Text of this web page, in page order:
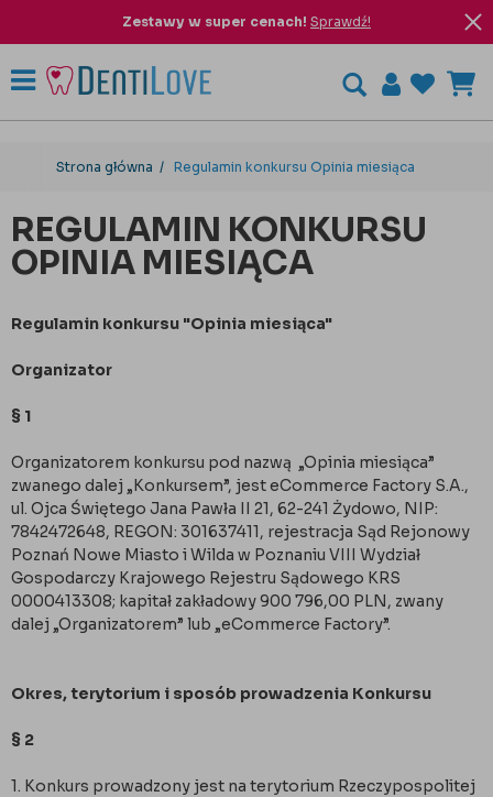
Zestawy w super cenach! Sprawdź!
Strona główna Regulamin konkursu Opinia miesiąca
REGULAMIN KONKURSU
OPINIA MIESIĄCA
Regulamin konkursu "Opinia miesiąca"
Organizator
§ 1
Organizatorem konkursu pod nazwą „Opinia miesiąca”
zwanego dalej „Konkursem”, jest eCommerce Factory S.A.,
ul. Ojca Świętego Jana Pawła II 21, 62-241 Żydowo, NIP:
7842472648, REGON: 301637411, rejestracja Sąd Rejonowy
Poznań Nowe Miasto i Wilda w Poznaniu VIII Wydział
Gospodarczy Krajowego Rejestru Sądowego KRS
0000413308; kapitał zakładowy 900 796,00 PLN, zwany
dalej „Organizatorem” lub „eCommerce Factory”.
Okres, terytorium i sposób prowadzenia Konkursu
§ 2
1. Konkurs prowadzony jest na terytorium Rzeczypospolitej